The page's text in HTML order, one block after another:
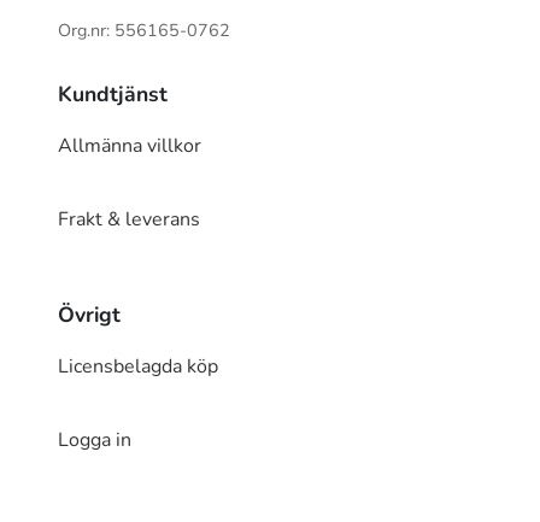
Org.nr: 556165-0762
Kundtjänst
Allmänna villkor
Frakt & leverans
Övrigt
Licensbelagda köp
Logga in